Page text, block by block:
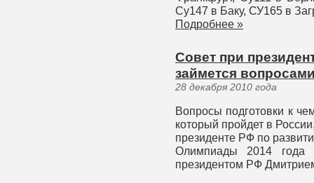
Су147 в Баку, СУ165 в
Подробнее »
Совет при
займется
28 декабря 2010 года
Вопросы подготовки к
который пройдет в
президенте РФ по
Олимпиады 2014 года
президентом РФ